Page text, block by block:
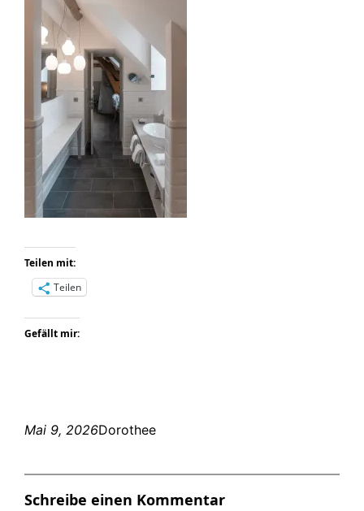
Teilen mit:
Teilen
Gefällt mir:
Mai 9, 2026Dorothee
Schreibe einen Kommentar